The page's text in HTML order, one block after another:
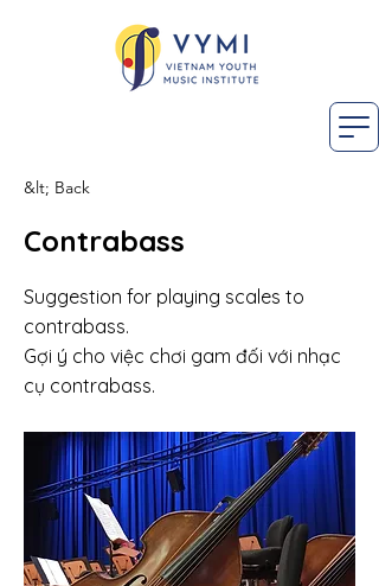
&lt; Back
Contrabass
Suggestion for playing scales to
contrabass.
Gợi ý cho việc chơi gam đối với nhạc
cụ contrabass.